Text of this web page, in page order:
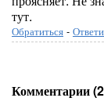
тут.
Обратиться -
Комментарии